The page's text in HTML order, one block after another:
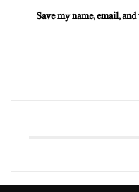
Save my name, email,